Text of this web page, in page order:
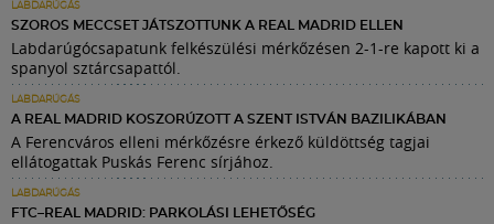
LABDARÚGÁS
SZOROS MECCSET JÁTSZOTTUNK A REAL MADRID ELLEN
Labdarúgócsapatunk felkészülési mérkőzésen 2-1-re kapott ki a
spanyol sztárcsapattól.
LABDARÚGÁS
A REAL MADRID KOSZORÚZOTT A SZENT ISTVÁN BAZILIKÁBAN
A Ferencváros elleni mérkőzésre érkező küldöttség tagjai
ellátogattak Puskás Ferenc sírjához.
LABDARÚGÁS
FTC–REAL MADRID: PARKOLÁSI LEHETŐSÉG